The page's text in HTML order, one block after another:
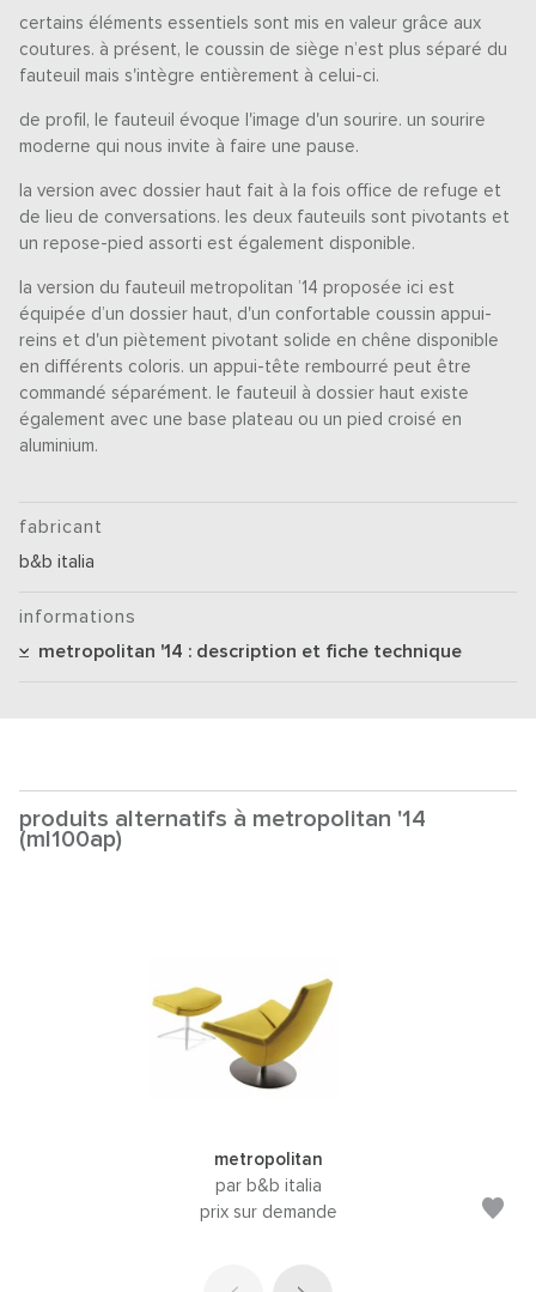
certains éléments essentiels sont mis en valeur grâce aux
coutures. à présent, le coussin de siège n’est plus séparé du
fauteuil mais s'intègre entièrement à celui-ci.
de profil, le fauteuil évoque l'image d'un sourire. un sourire
moderne qui nous invite à faire une pause.
la version avec dossier haut fait à la fois office de refuge et
de lieu de conversations. les deux fauteuils sont pivotants et
un repose-pied assorti est également disponible.
la version du fauteuil metropolitan ’14 proposée ici est
équipée d’un dossier haut, d'un confortable coussin appui-
reins et d'un piètement pivotant solide en chêne disponible
en différents coloris. un appui-tête rembourré peut être
commandé séparément. le fauteuil à dossier haut existe
également avec une base plateau ou un pied croisé en
aluminium.
fabricant
b&b italia
informations
metropolitan '14 : description et fiche technique
produits alternatifs à metropolitan '14
(ml100ap)
metropolitan
par b&b italia
prix sur demande